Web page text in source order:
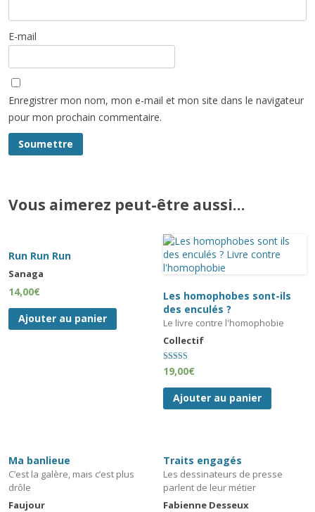
E-mail
Enregistrer mon nom, mon e-mail et mon site dans le navigateur
pour mon prochain commentaire.
Vous aimerez peut-être aussi…
Run Run Run
Sanaga
14,00€
Ajouter au panier
Les homophobes sont-ils
des enculés ?
Le livre contre l'homophobie
Collectif
Note
4.00
19,00€
Ajouter au panier
Ma banlieue
C’est la galère, mais c’est plus
drôle
Faujour
Traits engagés
Les dessinateurs de presse
parlent de leur métier
Fabienne Desseux